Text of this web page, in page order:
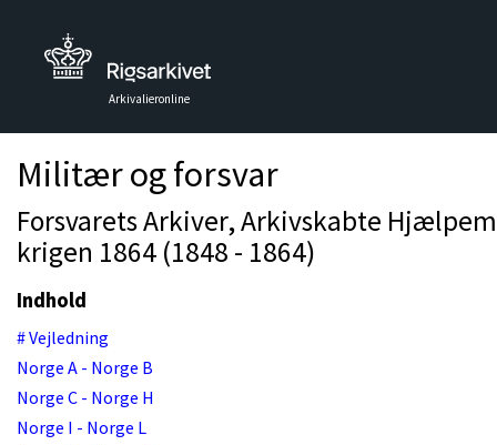
Arkivalieronline
Militær og forsvar
Forsvarets Arkiver, Arkivskabte
krigen 1864 (1848 - 1864)
Indhold
# Vejledning
Norge A - Norge B
Norge C - Norge H
Norge I - Norge L